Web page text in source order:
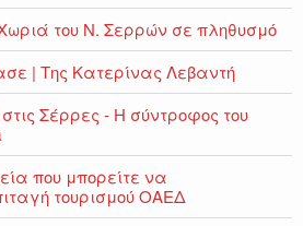
του Ν. Σερρών σε πληθυσμό
| Της Κατερίνας Λεβαντή
Σέρρες - Η σύντροφος του
που μπορείτε να
τουρισμού ΟΑΕΔ